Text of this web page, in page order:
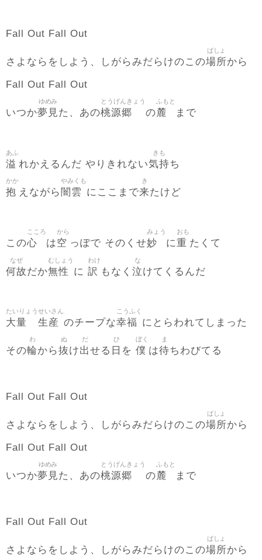
Fall Out Fall Out
さよならをしよう、しがらみだらけのこの場所
ばしょ
から
Fall Out Fall Out
いつか夢見
ゆめみ
た、あの桃源郷
とうげんきょう
の麓
ふもと
まで
溢
あふ
れかえるんだ やりきれない気持
きも
ち
抱
かか
えながら 闇雲
やみくも
にここまで来
き
たけど
この心
こころ
は空
から
っぽで そのくせ妙
みょう
に重
おも
たくて
何故
なぜ
だか無性
むしょう
に 訳
わけ
もなく 泣
な
けてくるんだ
大量
たいりょう
生産
せいさん
のチープな幸福
こうふく
にとらわれてしまった
その輪
わ
から抜
ぬ
け出
だ
せる 日
ひ
を 僕
ぼく
は待
ま
ちわびてる
Fall Out Fall Out
さよならをしよう、しがらみだらけのこの場所
ばしょ
から
Fall Out Fall Out
いつか夢見
ゆめみ
た、あの桃源郷
とうげんきょう
の麓
ふもと
まで
Fall Out Fall Out
さよならをしよう、しがらみだらけのこの場所
ばしょ
から